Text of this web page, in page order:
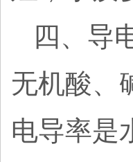
四、导
无机酸、
电导率是